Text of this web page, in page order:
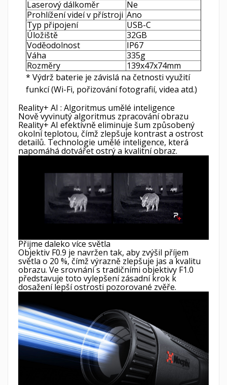
Laserový dálkoměr
Ne
Prohlížení videí v přístroji Ano
Typ připojení
USB-C
Úložiště
32GB
Voděodolnost
IP67
Váha
335g
Rozměry
139x47x74mm
* Výdrž baterie je závislá na četnosti využití
funkcí (Wi-Fi, pořizování fotografií, videa atd.)
Reality+ AI : Algoritmus umělé inteligence
Nově vyvinutý algoritmus zpracování obrazu
Reality+ AI efektivně eliminuje šum způsobený
okolní teplotou, čímž zlepšuje kontrast a ostrost
detailů. Technologie umělé inteligence, která
napomáhá dotvářet ostrý a kvalitní obraz.
Přijme daleko více světla
Objektiv F0.9 je navržen tak, aby zvýšil příjem
světla o 20 %, čímž výrazně zlepšuje jas a kvalitu
obrazu. Ve srovnání s tradičními objektivy F1.0
představuje toto vylepšení zásadní krok k
dosažení lepší ostrosti pozorované zvěře.